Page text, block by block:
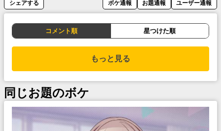
シェアする ボケ通報 お題通報 ユーザー通報
コメント順 星つけた順
もっと見る
同じお題のボケ